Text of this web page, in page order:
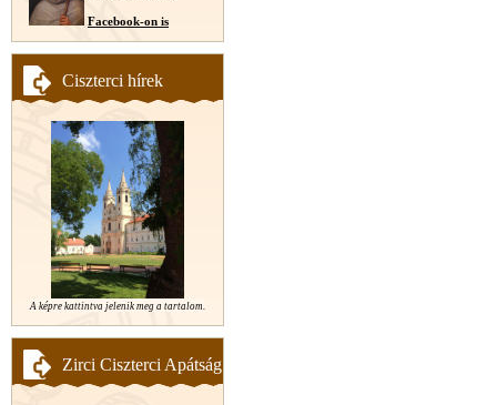
Facebook-on is
Ciszterci hírek
A képre kattintva jelenik meg a tartalom.
Zirci Ciszterci Apátság